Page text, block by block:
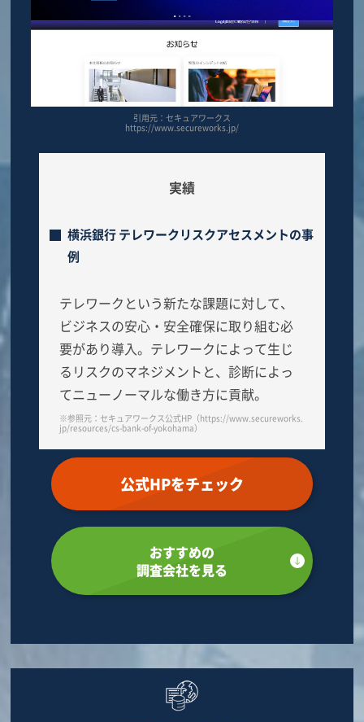
引用元：セキュアワークス
https://www.secureworks.jp/
実績
横浜銀行 テレワークリスクアセスメントの事
例
テレワークという新たな課題に対して、
ビジネスの安心・安全確保に取り組む必
要があり導入。テレワークによって生じ
るリスクのマネジメントと、診断によっ
てニューノーマルな働き方に貢献。
※参照元：セキュアワークス公式HP（https://www.secureworks.
jp/resources/cs-bank-of-yokohama）
公式HPをチェック
おすすめの
調査会社を見る